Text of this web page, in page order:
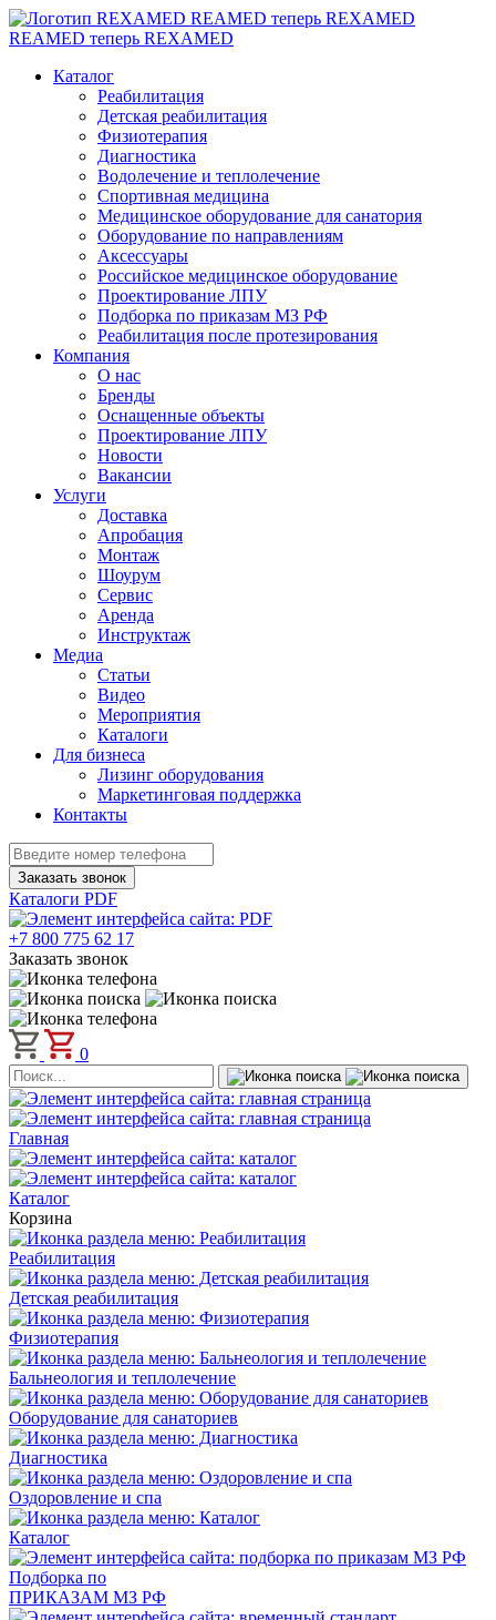
REAMED теперь REXAMED
REAMED теперь REXAMED
Каталог
Реабилитация
Детская реабилитация
Физиотерапия
Диагностика
Водолечение и теплолечение
Спортивная медицина
Медицинское оборудование для санатория
Оборудование по направлениям
Аксессуары
Российское медицинское оборудование
Проектирование ЛПУ
Подборка по приказам МЗ РФ
Реабилитация после протезирования
Компания
О нас
Бренды
Оснащенные объекты
Проектирование ЛПУ
Новости
Вакансии
Услуги
Доставка
Апробация
Монтаж
Шоурум
Сервис
Аренда
Инструктаж
Медиа
Статьи
Видео
Мероприятия
Каталоги
Для бизнеса
Лизинг оборудования
Маркетинговая поддержка
Контакты
Заказать звонок
Каталоги PDF
+7 800 775 62 17
Заказать звонок
0
Главная
Каталог
Корзина
Реабилитация
Детская реабилитация
Физиотерапия
Бальнеология и теплолечение
Оборудование для санаториев
Диагностика
Оздоровление и спа
Каталог
Подборка по
ПРИКАЗАМ МЗ РФ